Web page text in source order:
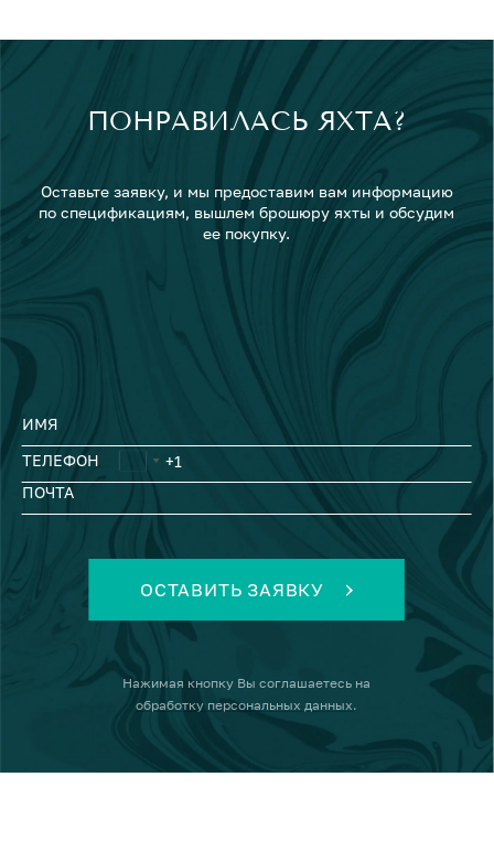
ПОНРАВИЛАСЬ ЯХТА?
Оставьте заявку, и мы предоставим вам информацию
по спецификациям, вышлем брошюру яхты и обсудим
ее покупку.
ИМЯ
ТЕЛЕФОН
ПОЧТА
ОСТАВИТЬ ЗАЯВКУ
Нажимая кнопку Вы соглашаетесь на
обработку персональных данных.